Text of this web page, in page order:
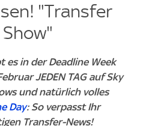
"Transfer
es in der Deadline Week
JEDEN TAG auf Sky
und natürlich volles
Day: So verpasst Ihr
Transfer-News!